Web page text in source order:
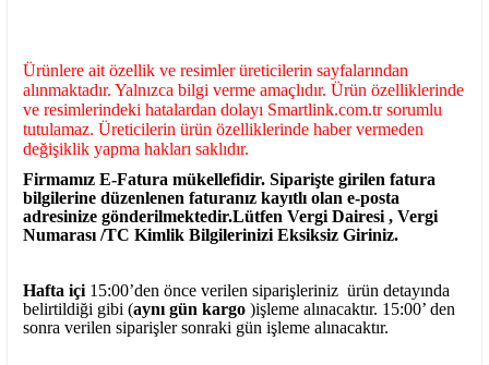
Ürünlere ait özellik ve resimler üreticilerin sayfalarından
alınmaktadır. Yalnızca bilgi verme amaçlıdır. Ürün özelliklerinde
ve resimlerindeki hatalardan dolayı Smartlink.com.tr sorumlu
tutulamaz. Üreticilerin ürün özelliklerinde haber vermeden
değişiklik yapma hakları saklıdır.
Firmamız E-Fatura mükellefidir. Siparişte girilen fatura
bilgilerine düzenlenen faturanız kayıtlı olan e-posta
adresinize gönderilmektedir.Lütfen Vergi Dairesi , Vergi
Numarası /TC Kimlik Bilgilerinizi Eksiksiz Giriniz.
Hafta içi 15:00’den önce verilen siparişleriniz ürün detayında
belirtildiği gibi (aynı gün kargo )işleme alınacaktır. 15:00’ den
sonra verilen siparişler sonraki gün işleme alınacaktır.